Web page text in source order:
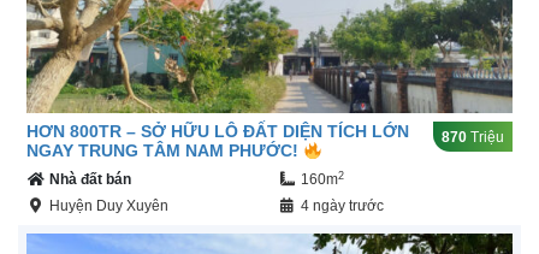
HƠN 800TR – SỞ HỮU LÔ ĐẤT DIỆN TÍCH LỚN
NGAY TRUNG TÂM NAM PHƯỚC!
870 Triệu
Nhà đất bán 160m2
Huyện Duy Xuyên 4 ngày trước